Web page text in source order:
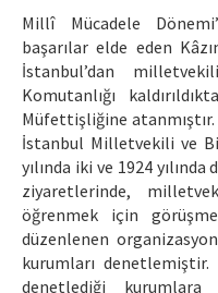
Millî Mücadele
başarılar elde eden
İstanbul’dan
Komutanlığı
Müfettişliğine atanmıştır.
İstanbul Milletvekili ve
yılında iki ve 1924
ziyaretlerinde,
öğrenmek için
düzenlenen
kurumları
denetlediği